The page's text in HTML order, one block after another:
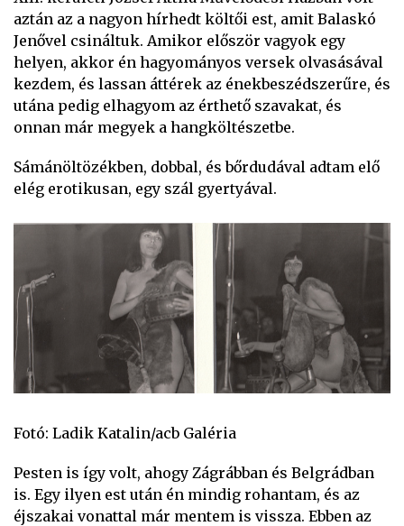
aztán az a nagyon hírhedt költői est, amit Balaskó
Jenővel csináltuk. Amikor először vagyok egy
helyen, akkor én hagyományos versek olvasásával
kezdem, és lassan áttérek az énekbeszédszerűre, és
utána pedig elhagyom az érthető szavakat, és
onnan már megyek a hangköltészetbe.
Sámánöltözékben, dobbal, és bőrdudával adtam elő
elég erotikusan, egy szál gyertyával.
Fotó: Ladik Katalin/acb Galéria
Pesten is így volt, ahogy Zágrábban és Belgrádban
is. Egy ilyen est után én mindig rohantam, és az
éjszakai vonattal már mentem is vissza. Ebben az